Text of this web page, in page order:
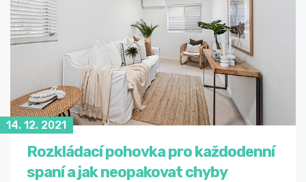
14. 12. 2021
Rozkládací pohovka pro každodenní
spaní a jak neopakovat chyby